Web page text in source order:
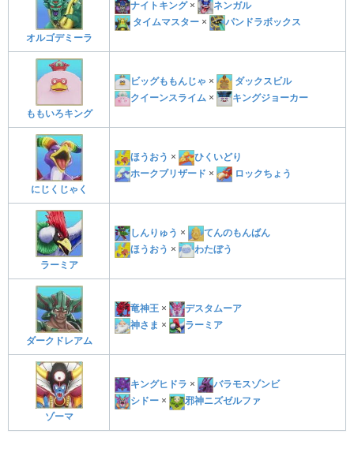
オルゴデミーラ
ナイトキング ×
ネンガル
タイムマスター × パンドラボックス
ももいろキング
ビッグももんじゃ ×
ダックスビル
クイーンスライム × キングジョーカー
にじくじゃく
ほうおう ×
ひくいどり
ホークブリザード × ロックちょう
ラーミア
しんりゅう ×
てんのもんばん
ほうおう × わたぼう
ダークドレアム
竜神王 ×
デスタムーア
神さま × ラーミア
ゾーマ
キングヒドラ ×
バラモスゾンビ
シドー × 邪神ニズゼルファ